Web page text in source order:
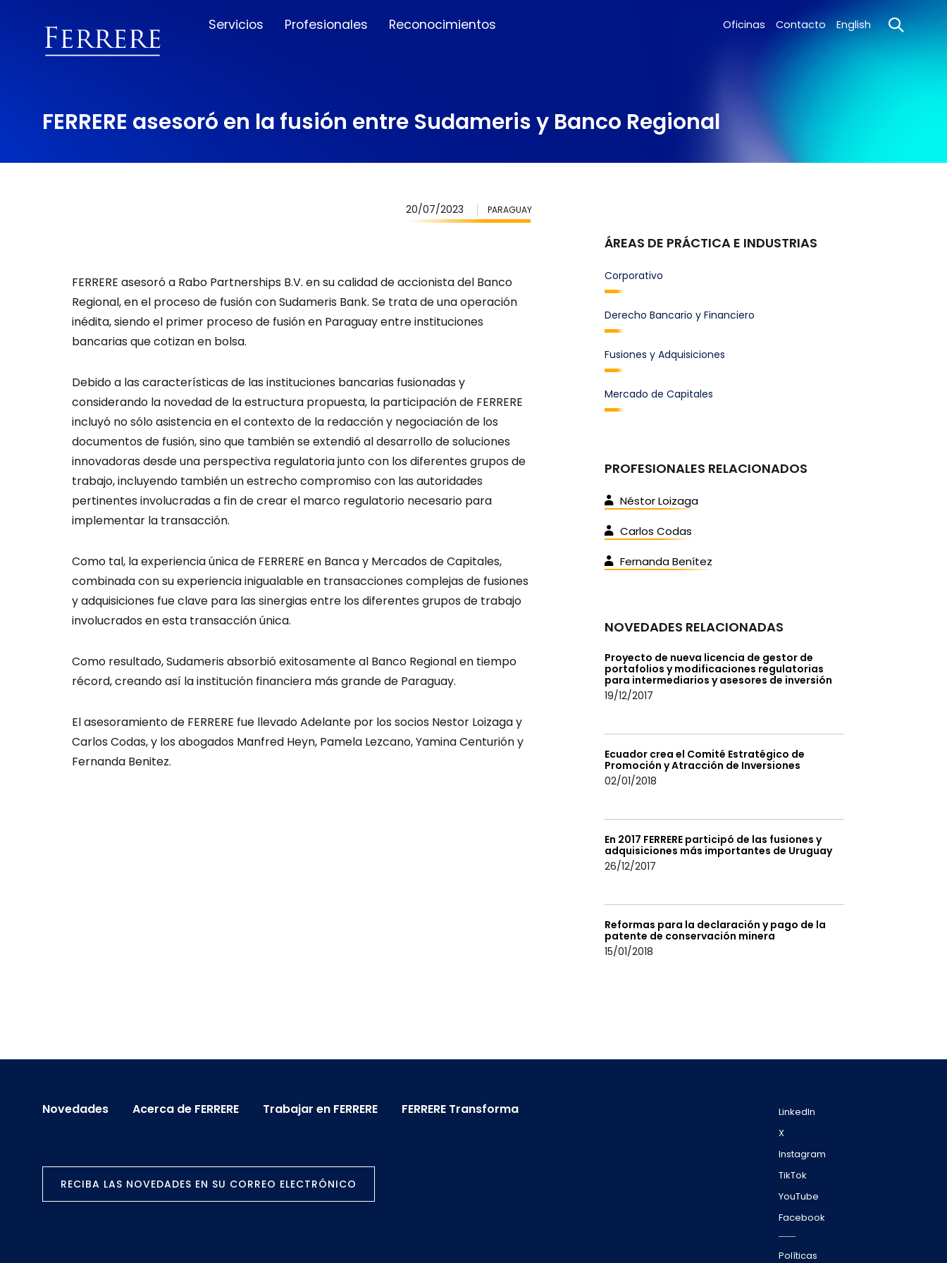
Servicios Profesionales Reconocimientos Oficinas Contacto English
FERRERE asesoró en la fusión entre Sudameris y Banco Regional
20/07/2023 PARAGUAY
FERRERE asesoró a Rabo Partnerships B.V. en su calidad de accionista del Banco
Regional, en el proceso de fusión con Sudameris Bank. Se trata de una operación
inédita, siendo el primer proceso de fusión en Paraguay entre instituciones
bancarias que cotizan en bolsa.
Debido a las características de las instituciones bancarias fusionadas y
considerando la novedad de la estructura propuesta, la participación de FERRERE
incluyó no sólo asistencia en el contexto de la redacción y negociación de los
documentos de fusión, sino que también se extendió al desarrollo de soluciones
innovadoras desde una perspectiva regulatoria junto con los diferentes grupos de
trabajo, incluyendo también un estrecho compromiso con las autoridades
pertinentes involucradas a fin de crear el marco regulatorio necesario para
implementar la transacción.
Como tal, la experiencia única de FERRERE en Banca y Mercados de Capitales,
combinada con su experiencia inigualable en transacciones complejas de fusiones
y adquisiciones fue clave para las sinergias entre los diferentes grupos de trabajo
involucrados en esta transacción única.
Como resultado, Sudameris absorbió exitosamente al Banco Regional en tiempo
récord, creando así la institución financiera más grande de Paraguay.
El asesoramiento de FERRERE fue llevado Adelante por los socios Nestor Loizaga y
Carlos Codas, y los abogados Manfred Heyn, Pamela Lezcano, Yamina Centurión y
Fernanda Benitez.
ÁREAS DE PRÁCTICA E INDUSTRIAS
Corporativo
Derecho Bancario y Financiero
Fusiones y Adquisiciones
Mercado de Capitales
PROFESIONALES RELACIONADOS
Néstor Loizaga
Carlos Codas
Fernanda Benítez
NOVEDADES RELACIONADAS
Proyecto de nueva licencia de gestor de
portafolios y modificaciones regulatorias
para intermediarios y asesores de inversión
19/12/2017
Ecuador crea el Comité Estratégico de
Promoción y Atracción de Inversiones
02/01/2018
En 2017 FERRERE participó de las fusiones y
adquisiciones más importantes de Uruguay
26/12/2017
Reformas para la declaración y pago de la
patente de conservación minera
15/01/2018
Novedades Acerca de FERRERE Trabajar en FERRERE FERRERE Transforma
RECIBA LAS NOVEDADES EN SU CORREO ELECTRÓNICO
LinkedIn
X
Instagram
TikTok
YouTube
Facebook
Políticas